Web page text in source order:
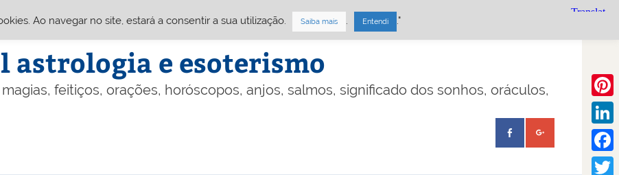
astrologia e esoterismo
feitiços, orações, horóscopos, anjos, salmos, significado dos sonhos, oráculos,
Ao navegar no site, estará a consentir a sua utilização. Saiba mais . Entendi ."